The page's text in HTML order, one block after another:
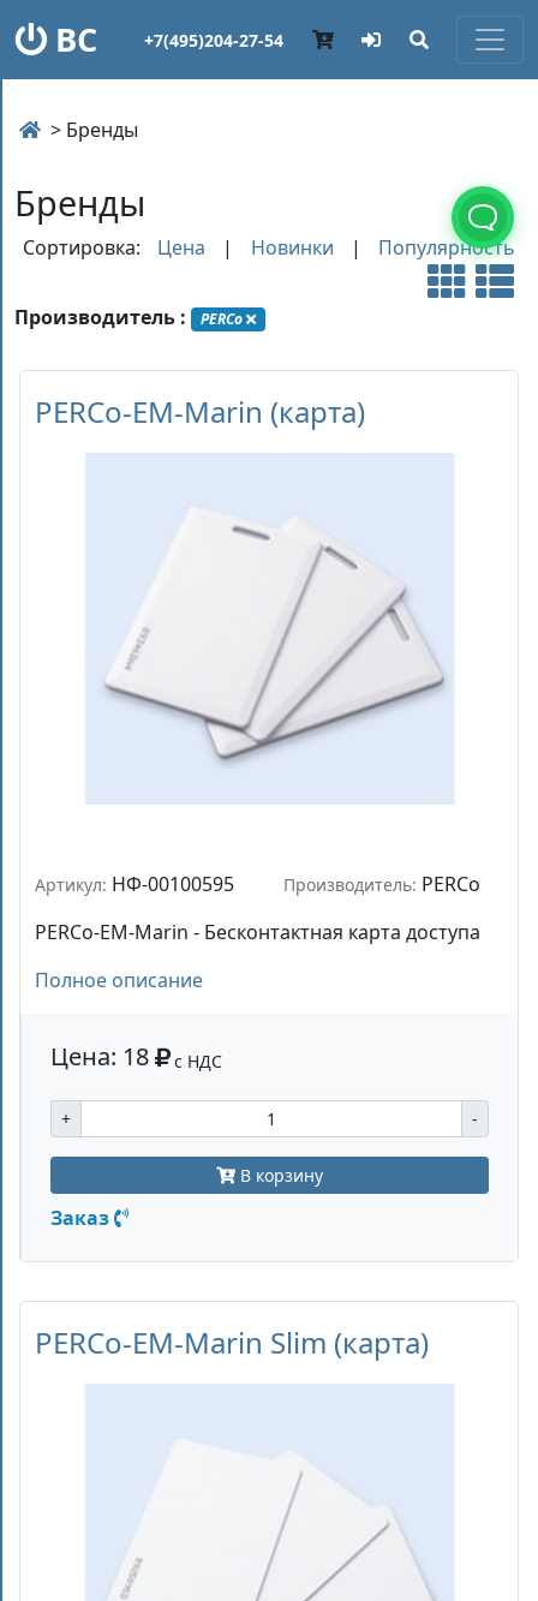
ВС +7(495)204-27-54
> Бренды
Бренды
Сортировка: Цена | Новинки | Популярность
Производитель : PERCo
PERCo-EM-Marin (карта)
Артикул: НФ-00100595 Производитель: PERCo
PERCo-EM-Marin - Бесконтактная карта доступа
Полное описание
Цена: 18 с НДС
+ -
В корзину
Заказ
PERCo-EM-Marin Slim (карта)